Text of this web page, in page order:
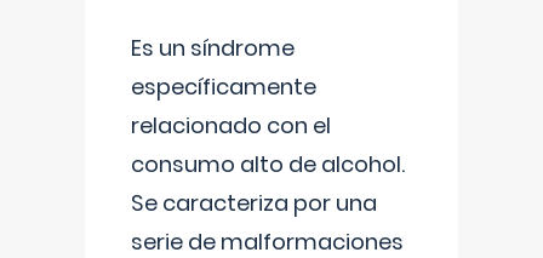
Es un síndrome
específicamente
relacionado con el
consumo alto de alcohol.
Se caracteriza por una
serie de malformaciones